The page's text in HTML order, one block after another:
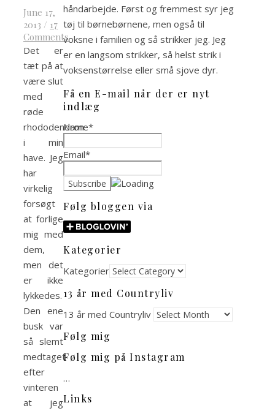
June 17,
2013 / 17
Comments
Det er
tæt på at
være slut
med
røde
rhododendron
i min
have. Jeg
har
virkelig
forsøgt
at forlige
mig med
dem,
men det
er ikke
lykkedes.
Den ene
busk var
så slemt
medtaget
efter
vinteren
at jeg
håndarbejde. Først og fremmest syr jeg
tøj til børnebørnene, men også til
voksne i familien og så strikker jeg. Jeg
er en langsom strikker, så helst strik i
voksenstørrelse eller små sjove dyr.
Få en E-mail når der er nyt
indlæg
Name*
Email*
Følg bloggen via
Kategorier
Kategorier
13 år med Countryliv
13 år med Countryliv
Følg mig
Følg mig på Instagram
…
Links